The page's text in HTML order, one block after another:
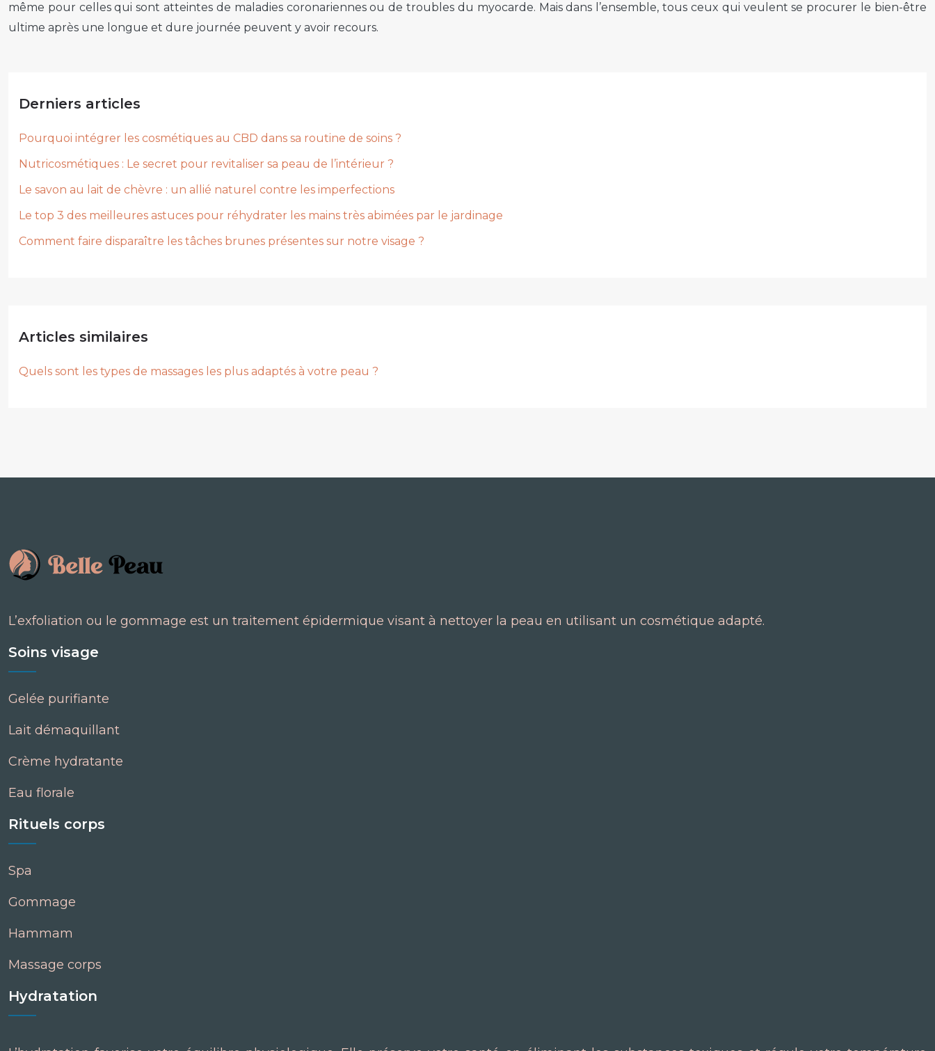
même pour celles qui sont atteintes de maladies coronariennes ou de troubles du myocarde. Mais dans l’ensemble, tous ceux qui veulent se procurer le bien-être
ultime après une longue et dure journée peuvent y avoir recours.
Derniers articles
Pourquoi intégrer les cosmétiques au CBD dans sa routine de soins ?
Nutricosmétiques : Le secret pour revitaliser sa peau de l’intérieur ?
Le savon au lait de chèvre : un allié naturel contre les imperfections
Le top 3 des meilleures astuces pour réhydrater les mains très abimées par le jardinage
Comment faire disparaître les tâches brunes présentes sur notre visage ?
Articles similaires
Quels sont les types de massages les plus adaptés à votre peau ?
L’exfoliation ou le gommage est un traitement épidermique visant à nettoyer la peau en utilisant un cosmétique adapté.
Soins visage
Gelée purifiante
Lait démaquillant
Crème hydratante
Eau florale
Rituels corps
Spa
Gommage
Hammam
Massage corps
Hydratation